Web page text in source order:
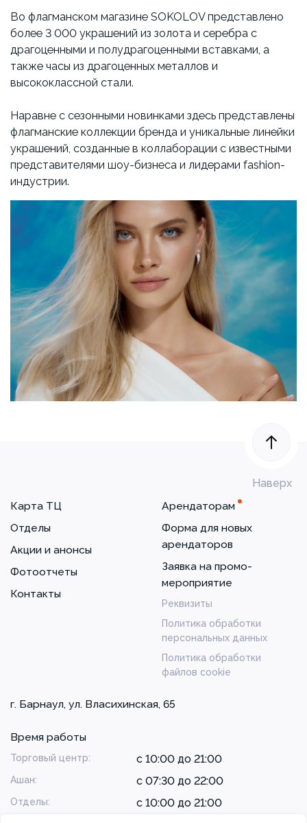
Во флагманском магазине SOKOLOV представлено
более 3 000 украшений из золота и серебра с
драгоценными и полудрагоценными вставками, а
также часы из драгоценных металлов и
высококлассной стали.
Наравне с сезонными новинками здесь представлены
флагманские коллекции бренда и уникальные линейки
украшений, созданные в коллаборации с известными
представителями шоу-бизнеса и лидерами fashion-
индустрии.
Наверх
Карта ТЦ
Отделы
Акции и анонсы
Фотоотчеты
Контакты
Арендаторам
Форма для новых
арендаторов
Заявка на промо-
мероприятие
Реквизиты
Политика обработки
персональных данных
Политика обработки
файлов cookie
г. Барнаул, ул. Власихинская, 65
Время работы
Торговый центр: с 10:00 до 21:00
Ашан: с 07:30 до 22:00
Отделы: с 10:00 до 21:00